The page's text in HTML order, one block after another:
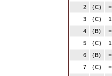
2
(C) =
3
(C) 1
4
(B) =
5
(C) 1
6
(B) =
7
(C) =